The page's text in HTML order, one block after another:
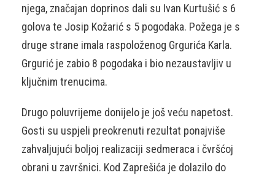
njega, značajan doprinos dali su Ivan Kurtušić s 6
golova te Josip Kožarić s 5 pogodaka. Požega je s
druge strane imala raspoloženog Grgurića Karla.
Grgurić je zabio 8 pogodaka i bio nezaustavljiv u
ključnim trenucima.
Drugo poluvrijeme donijelo je još veću napetost.
Gosti su uspjeli preokrenuti rezultat ponajviše
zahvaljujući boljoj realizaciji sedmeraca i čvršćoj
obrani u završnici. Kod Zaprešića je dolazilo do